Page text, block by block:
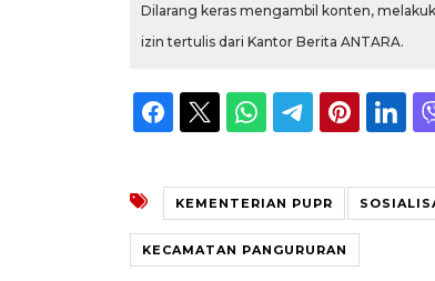
Dilarang keras mengambil konten,
izin tertulis dari Kantor Berita ANTARA.
KEMENTERIAN PUPR
KECAMATAN PANGURURAN